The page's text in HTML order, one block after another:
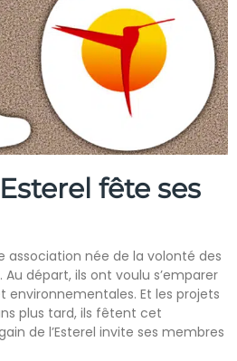
fête ses
association née de la volonté des
départ, ils ont voulu s’emparer
environnementales. Et les projets
plus tard, ils fêtent cet
de l’Esterel invite ses membres